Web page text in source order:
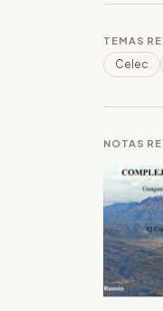
TEMAS
Celec
NOTAS